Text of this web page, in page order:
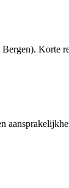
Korte